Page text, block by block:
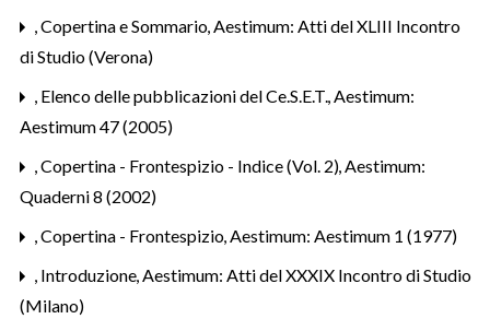
,Copertina e Sommario,Aestimum: Atti del XLIII Incontro
di Studio (Verona)
, Elenco delle pubblicazioni del Ce.S.E.T.,Aestimum:
Aestimum 47 (2005)
,Copertina - Frontespizio - Indice (Vol. 2),Aestimum:
Quaderni 8 (2002)
,Copertina - Frontespizio,Aestimum: Aestimum 1 (1977)
, Introduzione,Aestimum: Atti del XXXIX Incontro di Studio
(Milano)